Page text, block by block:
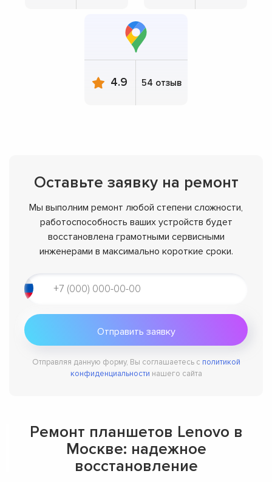
4.9 54 отзыв
Оставьте заявку на ремонт
Мы выполним ремонт любой степени сложности,
работоспособность ваших устройств будет
восстановлена грамотными сервисными
инженерами в максимально короткие сроки.
Отправляя данную форму, Вы соглашаетесь с политикой
конфиденциальности нашего сайта
Ремонт планшетов Lenovo в
Москве: надежное
восстановление